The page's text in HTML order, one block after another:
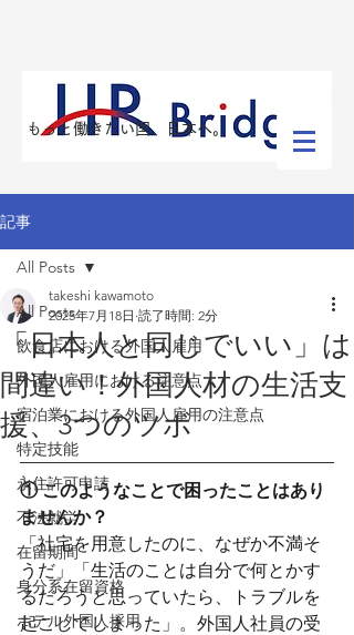
​もっと働きたい国、日本へ。
記事
All Posts
飲食店における外国人雇用
外国人雇用における注意点
宿泊業における外国人雇用の注意点
特定技能
永住許可申請
不法就労
在留期間
身分系在留資格
ホテル外国人採用
All Posts
「日本人と同じでいい」は
間違い！外国人材の生活支
援、3つのツボ
takeshi kawamoto
2025年7月18日 読了時間: 2分
① このようなことで困ったことはあり
ませんか？
「社宅を用意したのに、なぜか不満そ
うだ」「生活のことは自分で何とかす
るだろうと思っていたら、トラブルを
起こしてしまった」。外国人社員の受